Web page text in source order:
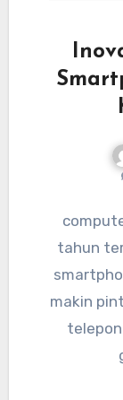
computerlocals.com – Dalam beberapa
tahun
makin